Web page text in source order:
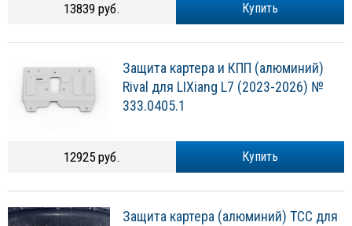
Купить
13839 руб.
Защита картера и КПП (алюминий)
Rival для LIXiang L7 (2023-2026) №
333.0405.1
Купить
12925 руб.
Защита картера (алюминий) ТСС для